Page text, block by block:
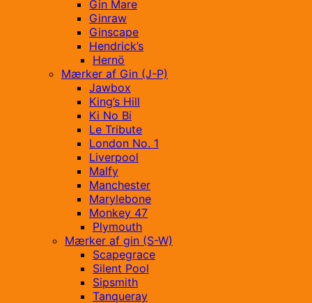
Gin Mare
Ginraw
Ginscape
Hendrick’s
Hernö
Mærker af Gin (J-P)
Jawbox
King’s Hill
Ki No Bi
Le Tribute
London No. 1
Liverpool
Malfy
Manchester
Marylebone
Monkey 47
Plymouth
Mærker af gin (S-W)
Scapegrace
Silent Pool
Sipsmith
Tanqueray